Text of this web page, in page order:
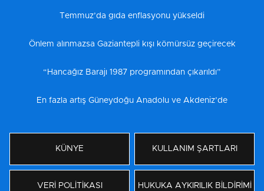
Temmuz’da gıda enflasyonu yükseldi
Önlem alınmazsa Gaziantepli kışı kömürsüz geçirecek
“Hancağız Barajı 1987 programından çıkarıldı”
En fazla artış Güneydoğu Anadolu ve Akdeniz’de
KÜNYE KULLANIM ŞARTLARI
VERİ POLİTİKASI HUKUKA AYKIRILIK BİLDİRİMİ